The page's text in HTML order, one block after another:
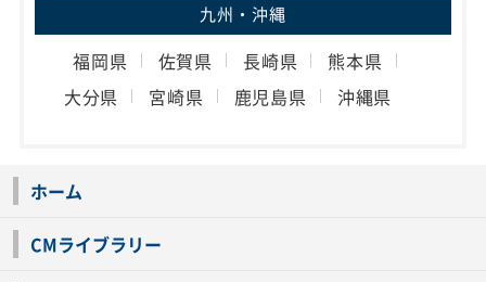
九州・沖縄
福岡県 佐賀県 長崎県
熊本県
大分県
宮崎県 鹿児島県 沖縄県
ホーム
CMライブラリー